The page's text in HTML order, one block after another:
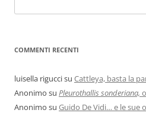
COMMENTI RECENTI
luisella riguccisu Cattleya, basta la
Anonimo su Pleurothallis sonderiana,
Anonimo su Guido De Vidi… e le sue